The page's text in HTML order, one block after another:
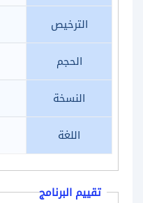
الترخيص
الحجم
النسخة
اللغة
تقييم البرنامج